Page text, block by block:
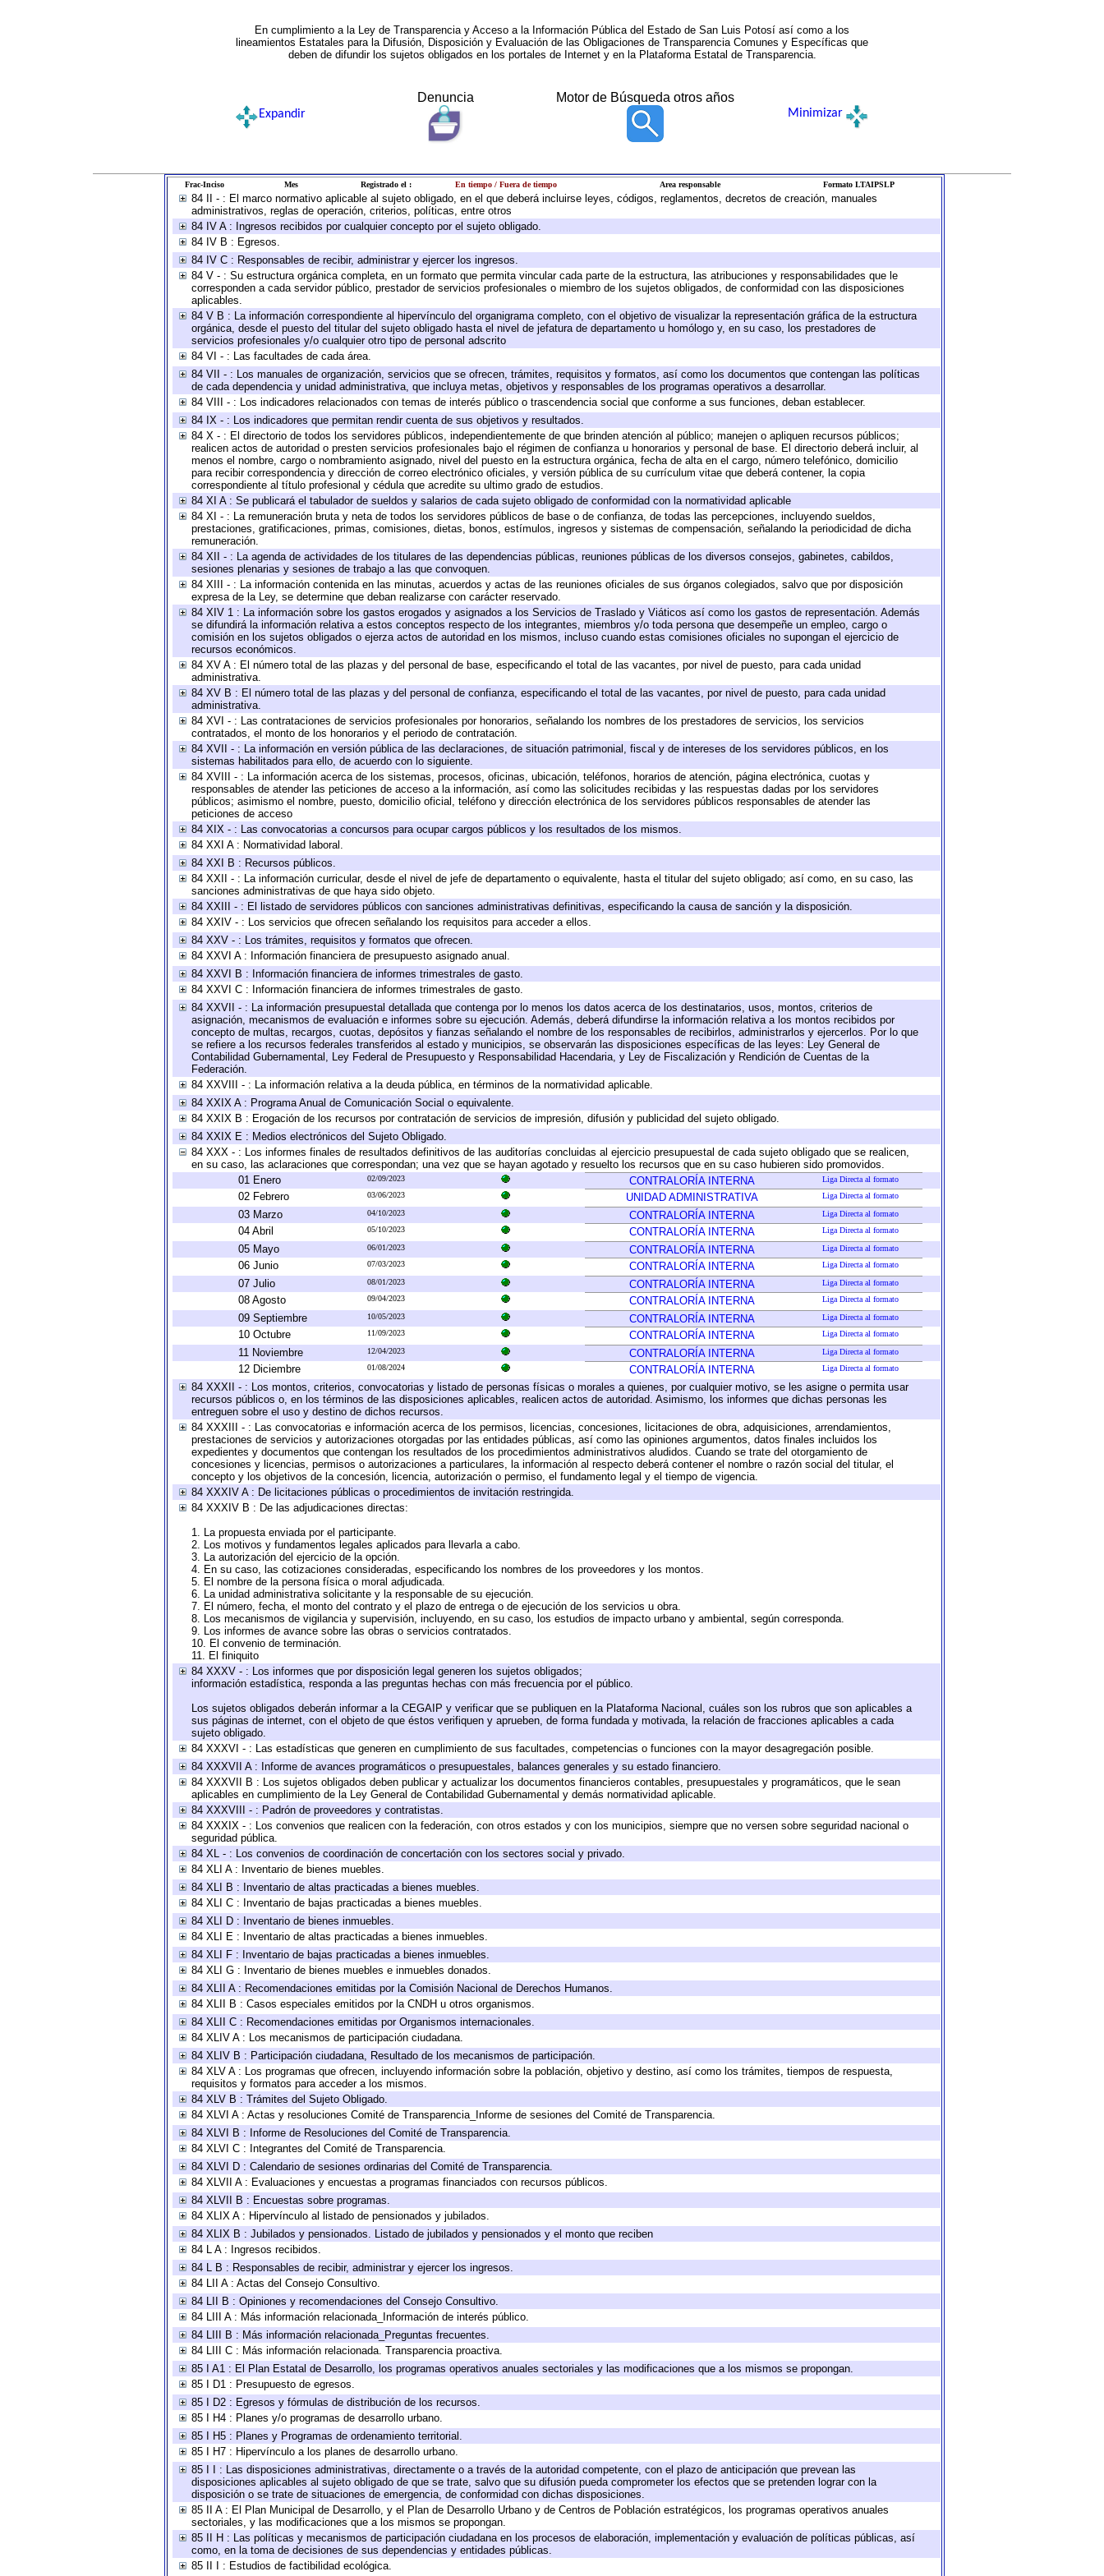
En cumplimiento a la Ley de Transparencia y Acceso a la Información Pública del Estado de San Luis Potosí así como a los
lineamientos Estatales para la Difusión, Disposición y Evaluación de las Obligaciones de Transparencia Comunes y Específicas que
deben de difundir los sujetos obligados en los portales de Internet y en la Plataforma Estatal de Transparencia.
Denuncia Motor de Búsqueda otros años
Expandir Minimizar
Frac-Inciso Mes Registrado el : En tiempo / Fuera de tiempo Area responsable Formato LTAIPSLP
84 II - : El marco normativo aplicable al sujeto obligado, en el que deberá incluirse leyes, códigos, reglamentos, decretos de creación, manuales
administrativos, reglas de operación, criterios, políticas, entre otros
84 IV A : Ingresos recibidos por cualquier concepto por el sujeto obligado.
84 IV B : Egresos.
84 IV C : Responsables de recibir, administrar y ejercer los ingresos.
84 V - : Su estructura orgánica completa, en un formato que permita vincular cada parte de la estructura, las atribuciones y responsabilidades que le
corresponden a cada servidor público, prestador de servicios profesionales o miembro de los sujetos obligados, de conformidad con las disposiciones
aplicables.
84 V B : La información correspondiente al hipervínculo del organigrama completo, con el objetivo de visualizar la representación gráfica de la estructura
orgánica, desde el puesto del titular del sujeto obligado hasta el nivel de jefatura de departamento u homólogo y, en su caso, los prestadores de
servicios profesionales y/o cualquier otro tipo de personal adscrito
84 VI - : Las facultades de cada área.
84 VII - : Los manuales de organización, servicios que se ofrecen, trámites, requisitos y formatos, así como los documentos que contengan las políticas
de cada dependencia y unidad administrativa, que incluya metas, objetivos y responsables de los programas operativos a desarrollar.
84 VIII - : Los indicadores relacionados con temas de interés público o trascendencia social que conforme a sus funciones, deban establecer.
84 IX - : Los indicadores que permitan rendir cuenta de sus objetivos y resultados.
84 X - : El directorio de todos los servidores públicos, independientemente de que brinden atención al público; manejen o apliquen recursos públicos;
realicen actos de autoridad o presten servicios profesionales bajo el régimen de confianza u honorarios y personal de base. El directorio deberá incluir, al
menos el nombre, cargo o nombramiento asignado, nivel del puesto en la estructura orgánica, fecha de alta en el cargo, número telefónico, domicilio
para recibir correspondencia y dirección de correo electrónico oficiales, y versión pública de su currículum vitae que deberá contener, la copia
correspondiente al título profesional y cédula que acredite su ultimo grado de estudios.
84 XI A : Se publicará el tabulador de sueldos y salarios de cada sujeto obligado de conformidad con la normatividad aplicable
84 XI - : La remuneración bruta y neta de todos los servidores públicos de base o de confianza, de todas las percepciones, incluyendo sueldos,
prestaciones, gratificaciones, primas, comisiones, dietas, bonos, estímulos, ingresos y sistemas de compensación, señalando la periodicidad de dicha
remuneración.
84 XII - : La agenda de actividades de los titulares de las dependencias públicas, reuniones públicas de los diversos consejos, gabinetes, cabildos,
sesiones plenarias y sesiones de trabajo a las que convoquen.
84 XIII - : La información contenida en las minutas, acuerdos y actas de las reuniones oficiales de sus órganos colegiados, salvo que por disposición
expresa de la Ley, se determine que deban realizarse con carácter reservado.
84 XIV 1 : La información sobre los gastos erogados y asignados a los Servicios de Traslado y Viáticos así como los gastos de representación. Además
se difundirá la información relativa a estos conceptos respecto de los integrantes, miembros y/o toda persona que desempeñe un empleo, cargo o
comisión en los sujetos obligados o ejerza actos de autoridad en los mismos, incluso cuando estas comisiones oficiales no supongan el ejercicio de
recursos económicos.
84 XV A : El número total de las plazas y del personal de base, especificando el total de las vacantes, por nivel de puesto, para cada unidad
administrativa.
84 XV B : El número total de las plazas y del personal de confianza, especificando el total de las vacantes, por nivel de puesto, para cada unidad
administrativa.
84 XVI - : Las contrataciones de servicios profesionales por honorarios, señalando los nombres de los prestadores de servicios, los servicios
contratados, el monto de los honorarios y el periodo de contratación.
84 XVII - : La información en versión pública de las declaraciones, de situación patrimonial, fiscal y de intereses de los servidores públicos, en los
sistemas habilitados para ello, de acuerdo con lo siguiente.
84 XVIII - : La información acerca de los sistemas, procesos, oficinas, ubicación, teléfonos, horarios de atención, página electrónica, cuotas y
responsables de atender las peticiones de acceso a la información, así como las solicitudes recibidas y las respuestas dadas por los servidores
públicos; asimismo el nombre, puesto, domicilio oficial, teléfono y dirección electrónica de los servidores públicos responsables de atender las
peticiones de acceso
84 XIX - : Las convocatorias a concursos para ocupar cargos públicos y los resultados de los mismos.
84 XXI A : Normatividad laboral.
84 XXI B : Recursos públicos.
84 XXII - : La información curricular, desde el nivel de jefe de departamento o equivalente, hasta el titular del sujeto obligado; así como, en su caso, las
sanciones administrativas de que haya sido objeto.
84 XXIII - : El listado de servidores públicos con sanciones administrativas definitivas, especificando la causa de sanción y la disposición.
84 XXIV - : Los servicios que ofrecen señalando los requisitos para acceder a ellos.
84 XXV - : Los trámites, requisitos y formatos que ofrecen.
84 XXVI A : Información financiera de presupuesto asignado anual.
84 XXVI B : Información financiera de informes trimestrales de gasto.
84 XXVI C : Información financiera de informes trimestrales de gasto.
84 XXVII - : La información presupuestal detallada que contenga por lo menos los datos acerca de los destinatarios, usos, montos, criterios de
asignación, mecanismos de evaluación e informes sobre su ejecución. Además, deberá difundirse la información relativa a los montos recibidos por
concepto de multas, recargos, cuotas, depósitos y fianzas señalando el nombre de los responsables de recibirlos, administrarlos y ejercerlos. Por lo que
se refiere a los recursos federales transferidos al estado y municipios, se observarán las disposiciones específicas de las leyes: Ley General de
Contabilidad Gubernamental, Ley Federal de Presupuesto y Responsabilidad Hacendaria, y Ley de Fiscalización y Rendición de Cuentas de la
Federación.
84 XXVIII - : La información relativa a la deuda pública, en términos de la normatividad aplicable.
84 XXIX A : Programa Anual de Comunicación Social o equivalente.
84 XXIX B : Erogación de los recursos por contratación de servicios de impresión, difusión y publicidad del sujeto obligado.
84 XXIX E : Medios electrónicos del Sujeto Obligado.
84 XXX - : Los informes finales de resultados definitivos de las auditorías concluidas al ejercicio presupuestal de cada sujeto obligado que se realicen,
en su caso, las aclaraciones que correspondan; una vez que se hayan agotado y resuelto los recursos que en su caso hubieren sido promovidos.
01 Enero
02/09/2023 CONTRALORÍA INTERNA Liga Directa al formato
02 Febrero 03/06/2023 UNIDAD ADMINISTRATIVA Liga Directa al formato
03 Marzo 04/10/2023 CONTRALORÍA INTERNA Liga Directa al formato
04 Abril 05/10/2023 CONTRALORÍA INTERNA Liga Directa al formato
05 Mayo 06/01/2023 CONTRALORÍA INTERNA Liga Directa al formato
06 Junio 07/03/2023 CONTRALORÍA INTERNA Liga Directa al formato
07 Julio 08/01/2023 CONTRALORÍA INTERNA Liga Directa al formato
08 Agosto 09/04/2023 CONTRALORÍA INTERNA Liga Directa al formato
09 Septiembre 10/05/2023 CONTRALORÍA INTERNA Liga Directa al formato
10 Octubre 11/09/2023 CONTRALORÍA INTERNA Liga Directa al formato
11 Noviembre 12/04/2023 CONTRALORÍA INTERNA Liga Directa al formato
12 Diciembre 01/08/2024 CONTRALORÍA INTERNA Liga Directa al formato
84 XXXII - : Los montos, criterios, convocatorias y listado de personas físicas o morales a quienes, por cualquier motivo, se les asigne o permita usar
recursos públicos o, en los términos de las disposiciones aplicables, realicen actos de autoridad. Asimismo, los informes que dichas personas les
entreguen sobre el uso y destino de dichos recursos.
84 XXXIII - : Las convocatorias e información acerca de los permisos, licencias, concesiones, licitaciones de obra, adquisiciones, arrendamientos,
prestaciones de servicios y autorizaciones otorgadas por las entidades públicas, así como las opiniones argumentos, datos finales incluidos los
expedientes y documentos que contengan los resultados de los procedimientos administrativos aludidos. Cuando se trate del otorgamiento de
concesiones y licencias, permisos o autorizaciones a particulares, la información al respecto deberá contener el nombre o razón social del titular, el
concepto y los objetivos de la concesión, licencia, autorización o permiso, el fundamento legal y el tiempo de vigencia.
84 XXXIV A : De licitaciones públicas o procedimientos de invitación restringida.
84 XXXIV B : De las adjudicaciones directas:
1. La propuesta enviada por el participante.
2. Los motivos y fundamentos legales aplicados para llevarla a cabo.
3. La autorización del ejercicio de la opción.
4. En su caso, las cotizaciones consideradas, especificando los nombres de los proveedores y los montos.
5. El nombre de la persona física o moral adjudicada.
6. La unidad administrativa solicitante y la responsable de su ejecución.
7. El número, fecha, el monto del contrato y el plazo de entrega o de ejecución de los servicios u obra.
8. Los mecanismos de vigilancia y supervisión, incluyendo, en su caso, los estudios de impacto urbano y ambiental, según corresponda.
9. Los informes de avance sobre las obras o servicios contratados.
10. El convenio de terminación.
11. El finiquito
84 XXXV - : Los informes que por disposición legal generen los sujetos obligados;
información estadística, responda a las preguntas hechas con más frecuencia por el público.
Los sujetos obligados deberán informar a la CEGAIP y verificar que se publiquen en la Plataforma Nacional, cuáles son los rubros que son aplicables a
sus páginas de internet, con el objeto de que éstos verifiquen y aprueben, de forma fundada y motivada, la relación de fracciones aplicables a cada
sujeto obligado.
84 XXXVI - : Las estadísticas que generen en cumplimiento de sus facultades, competencias o funciones con la mayor desagregación posible.
84 XXXVII A : Informe de avances programáticos o presupuestales, balances generales y su estado financiero.
84 XXXVII B : Los sujetos obligados deben publicar y actualizar los documentos financieros contables, presupuestales y programáticos, que le sean
aplicables en cumplimiento de la Ley General de Contabilidad Gubernamental y demás normatividad aplicable.
84 XXXVIII - : Padrón de proveedores y contratistas.
84 XXXIX - : Los convenios que realicen con la federación, con otros estados y con los municipios, siempre que no versen sobre seguridad nacional o
seguridad pública.
84 XL - : Los convenios de coordinación de concertación con los sectores social y privado.
84 XLI A : Inventario de bienes muebles.
84 XLI B : Inventario de altas practicadas a bienes muebles.
84 XLI C : Inventario de bajas practicadas a bienes muebles.
84 XLI D : Inventario de bienes inmuebles.
84 XLI E : Inventario de altas practicadas a bienes inmuebles.
84 XLI F : Inventario de bajas practicadas a bienes inmuebles.
84 XLI G : Inventario de bienes muebles e inmuebles donados.
84 XLII A : Recomendaciones emitidas por la Comisión Nacional de Derechos Humanos.
84 XLII B : Casos especiales emitidos por la CNDH u otros organismos.
84 XLII C : Recomendaciones emitidas por Organismos internacionales.
84 XLIV A : Los mecanismos de participación ciudadana.
84 XLIV B : Participación ciudadana, Resultado de los mecanismos de participación.
84 XLV A : Los programas que ofrecen, incluyendo información sobre la población, objetivo y destino, así como los trámites, tiempos de respuesta,
requisitos y formatos para acceder a los mismos.
84 XLV B : Trámites del Sujeto Obligado.
84 XLVI A : Actas y resoluciones Comité de Transparencia_Informe de sesiones del Comité de Transparencia.
84 XLVI B : Informe de Resoluciones del Comité de Transparencia.
84 XLVI C : Integrantes del Comité de Transparencia.
84 XLVI D : Calendario de sesiones ordinarias del Comité de Transparencia.
84 XLVII A : Evaluaciones y encuestas a programas financiados con recursos públicos.
84 XLVII B : Encuestas sobre programas.
84 XLIX A : Hipervínculo al listado de pensionados y jubilados.
84 XLIX B : Jubilados y pensionados. Listado de jubilados y pensionados y el monto que reciben
84 L A : Ingresos recibidos.
84 L B : Responsables de recibir, administrar y ejercer los ingresos.
84 LII A : Actas del Consejo Consultivo.
84 LII B : Opiniones y recomendaciones del Consejo Consultivo.
84 LIII A : Más información relacionada_Información de interés público.
84 LIII B : Más información relacionada_Preguntas frecuentes.
84 LIII C : Más información relacionada. Transparencia proactiva.
85 I A1 : El Plan Estatal de Desarrollo, los programas operativos anuales sectoriales y las modificaciones que a los mismos se propongan.
85 I D1 : Presupuesto de egresos.
85 I D2 : Egresos y fórmulas de distribución de los recursos.
85 I H4 : Planes y/o programas de desarrollo urbano.
85 I H5 : Planes y Programas de ordenamiento territorial.
85 I H7 : Hipervínculo a los planes de desarrollo urbano.
85 I I : Las disposiciones administrativas, directamente o a través de la autoridad competente, con el plazo de anticipación que prevean las
disposiciones aplicables al sujeto obligado de que se trate, salvo que su difusión pueda comprometer los efectos que se pretenden lograr con la
disposición o se trate de situaciones de emergencia, de conformidad con dichas disposiciones.
85 II A : El Plan Municipal de Desarrollo, y el Plan de Desarrollo Urbano y de Centros de Población estratégicos, los programas operativos anuales
sectoriales, y las modificaciones que a los mismos se propongan.
85 II H : Las políticas y mecanismos de participación ciudadana en los procesos de elaboración, implementación y evaluación de políticas públicas, así
como, en la toma de decisiones de sus dependencias y entidades públicas.
85 II I : Estudios de factibilidad ecológica.